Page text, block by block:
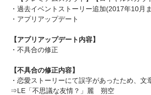
ギャラリー
・過去イベントストーリー追加(2017年10月
・アプリアップデート
【アプリアップデート内容】
・不具合の修正
【不具合の修正内容】
・恋愛ストーリーにて誤字があったため、文
⇒LE「不思議な友情？」麗 朔空